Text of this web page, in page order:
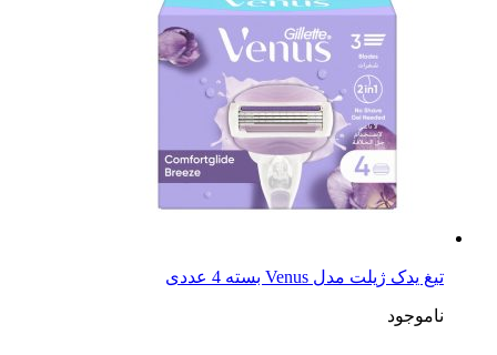
تیغ یدک ژیلت مدل Venus بسته 4 عددی
ناموجود